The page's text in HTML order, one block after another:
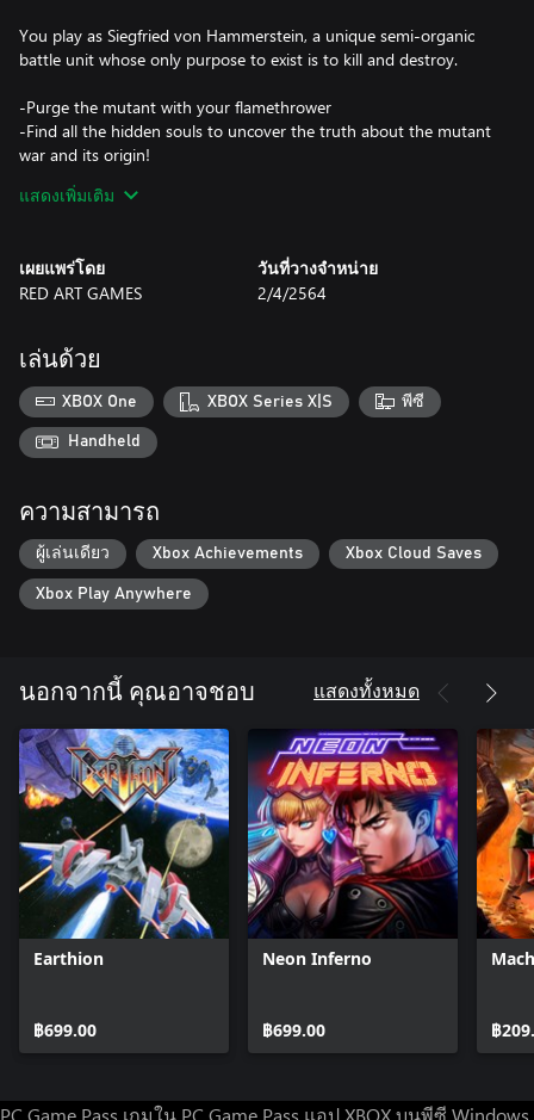
You play as Siegfried von Hammerstein, a unique semi-organic
battle unit whose only purpose to exist is to kill and destroy.
-Purge the mutant with your flamethrower
-Find all the hidden souls to uncover the truth about the mutant
war and its origin!
-A classic arcade game with a touch of bullet hell
แสดงเพิ่มเติม
เผยแพร่โดย
RED ART GAMES
วันที่วางจำหน่าย
2/4/2564
เล่นด้วย
XBOX One XBOX Series X|S พีซี
Handheld
ความสามารถ
ผู้เล่นเดียว Xbox Achievements Xbox Cloud Saves
Xbox Play Anywhere
นอกจากนี้ คุณอาจชอบ แสดงทั้งหมด
Earthion
฿699.00
Neon Inferno
฿699.00 ฿
PC Game Pass เกมใน PC Game Pass แอป XBOX บนพีซี Windows